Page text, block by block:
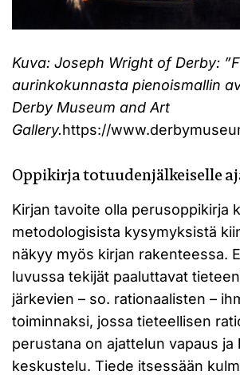
Kuva: Joseph Wright of Derby:
aurinkokunnasta pienoismallin
Derby Museum and Art
Gallery.https://
Oppikirja totuudenjälkeiselle
Kirjan tavoite olla perusoppikirja
metodologisista kysymyksistä
näkyy myös kirjan rakenteessa.
luvussa tekijät paaluttavat
järkevien – so. rationaalisten –
toiminnaksi, jossa tieteellisen
perustana on ajattelun vapaus ja
keskustelu. Tiede itsessään